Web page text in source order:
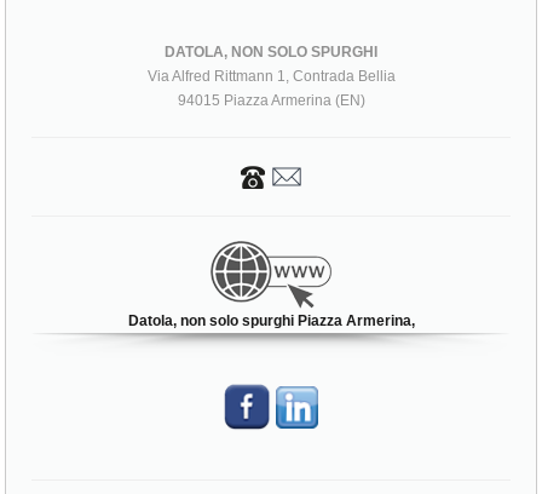
DATOLA, NON SOLO SPURGHI
Via Alfred Rittmann 1, Contrada Bellia
94015 Piazza Armerina (EN)
Datola, non solo spurghi Piazza Armerina,